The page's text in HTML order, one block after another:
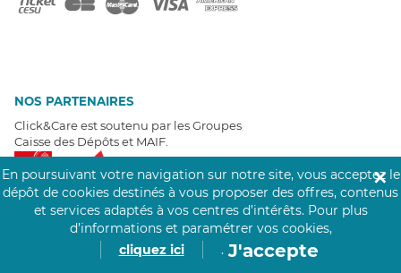
NOS PARTENAIRES
Click&Care est soutenu par les Groupes
Caisse des Dépôts et MAIF.
EXPERTS À VOTRE ÉCOUTE
En poursuivant votre navigation sur notre site, vous acceptez le
dépôt de cookies destinés à vous proposer des offres, contenus
et services adaptés à vos centres d’intérêts. Pour plus
d’informations et paramétrer vos cookies,
cliquez ici
. J'accepte
✕